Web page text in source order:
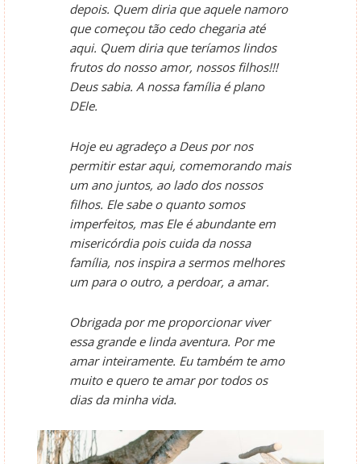
depois. Quem diria que aquele namoro
que começou tão cedo chegaria até
aqui. Quem diria que teríamos lindos
frutos do nosso amor, nossos filhos!!!
Deus sabia. A nossa família é plano
DEle.
Hoje eu agradeço a Deus por nos
permitir estar aqui, comemorando mais
um ano juntos, ao lado dos nossos
filhos. Ele sabe o quanto somos
imperfeitos, mas Ele é abundante em
misericórdia pois cuida da nossa
família, nos inspira a sermos melhores
um para o outro, a perdoar, a amar.
Obrigada por me proporcionar viver
essa grande e linda aventura. Por me
amar inteiramente. Eu também te amo
muito e quero te amar por todos os
dias da minha vida.